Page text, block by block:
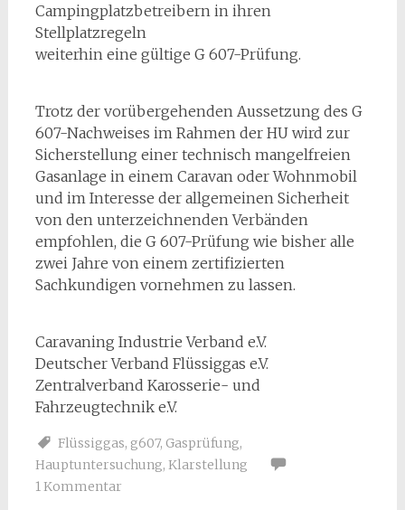
Campingplatzbetreibern in ihren
Stellplatzregeln
weiterhin eine gültige G 607-Prüfung.
Trotz der vorübergehenden Aussetzung des G
607-Nachweises im Rahmen der HU wird zur
Sicherstellung einer technisch mangelfreien
Gasanlage in einem Caravan oder Wohnmobil
und im Interesse der allgemeinen Sicherheit
von den unterzeichnenden Verbänden
empfohlen, die G 607-Prüfung wie bisher alle
zwei Jahre von einem zertifizierten
Sachkundigen vornehmen zu lassen.
Caravaning Industrie Verband e.V.
Deutscher Verband Flüssiggas e.V.
Zentralverband Karosserie- und
Fahrzeugtechnik e.V.
Flüssiggas, g607, Gasprüfung,
Hauptuntersuchung, Klarstellung
1 Kommentar